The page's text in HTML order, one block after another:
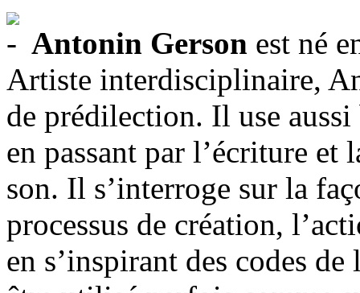
Antonin Gerson est né
Artiste interdisciplinaire,
de prédilection. Il use
en passant par l’écriture
son. Il s’interroge sur la
processus de création,
en s’inspirant des codes